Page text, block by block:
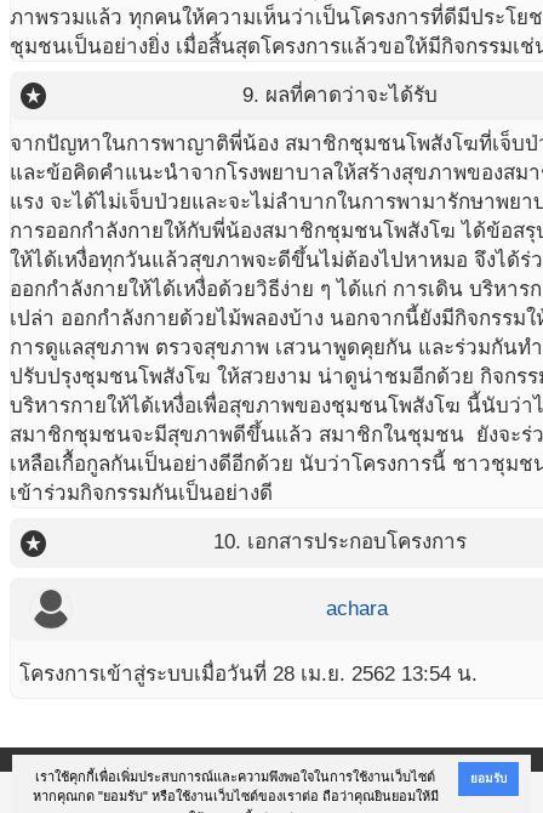
เราใช้คุกกี้เพื่อเพิ่มประสบการณ์และความพึงพอใจในการใช้งานเว็บไซต์
หากคุณกด "ยอมรับ" หรือใช้งานเว็บไซต์ของเราต่อ ถือว่าคุณยินยอมให้มี
ยอมรับ
ภาพรวมแล้ว ทุกคนให้ความเห็นว่าเป็นโครงการที่ดีมีประโย
ชุมชนเป็นอย่างยิ่ง เมื่อสิ้นสุดโครงการแล้วขอให้มีกิจกรรมเ
stars 9. ผลที่คาดว่าจะได้รับ
จากปัญหาในการพาญาติพี่น้อง สมาชิกชุมชนโพสังโฆที่เจ็บป่
และข้อคิดคำแนะนำจากโรงพยาบาลให้สร้างสุขภาพของสม
แรง จะได้ไม่เจ็บป่วยและจะไม่ลำบากในการพามารักษาพยา
การออกกำลังกายให้กับพี่น้องสมาชิกชุมชนโพสังโฆ ได้ข้อสรุ
ให้ได้เหงื่อทุกวันแล้วสุขภาพจะดีขึ้นไม่ต้องไปหาหมอ จึงได้ร่
ออกกำลังกายให้ได้เหงื่อด้วยวิธีง่าย ๆ ได้แก่ การเดิน บริหาร
เปล่า ออกกำลังกายด้วยไม้พลองบ้าง นอกจากนี้ยังมีกิจกรรม
การดูแลสุขภาพ ตรวจสุขภาพ เสวนาพูดคุยกัน และร่วมกันท
ปรับปรุงชุมชนโพสังโฆ ให้สวยงาม น่าดูน่าชมอีกด้วย กิจกรร
บริหารกายให้ได้เหงื่อเพื่อสุขภาพของชุมชนโพสังโฆ นี้นับว่า
สมาชิกชุมชนจะมีสุขภาพดีขึ้นแล้ว สมาชิกในชุมชน ยังจะร่
เหลือเกื้อกูลกันเป็นอย่างดีอีกด้วย นับว่าโครงการนี้ ชาวชุ
เข้าร่วมกิจกรรมกันเป็นอย่างดี
stars 10. เอกสารประกอบโครงการ
achara
โครงการเข้าสู่ระบบเมื่อวันที่ 28 เม.ย. 2562 13:54 น.
@Copyright 2017 สถาบันการจัดการระบบสุขภาพ ม.สงขลานครินทร์ (สจรส.ม.อ.)